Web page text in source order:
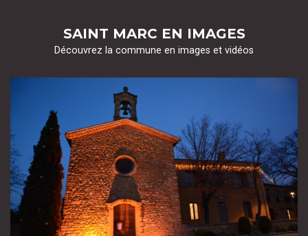
SAINT MARC EN IMAGES
Découvrez la commune en images et vidéos